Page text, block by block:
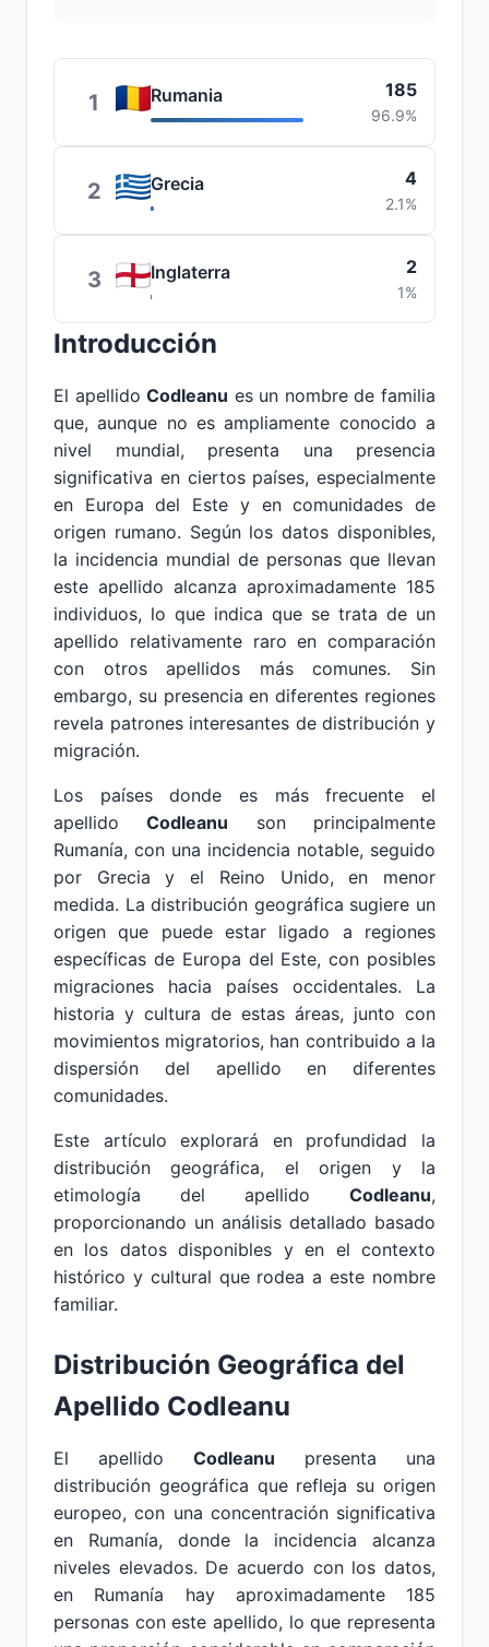
1 Rumania 185
96.9%
2 Grecia 4
2.1%
3 Inglaterra 2
1%
Introducción
El apellidoCodleanu es un nombre de familia
que, aunque no es ampliamente conocido a
nivel mundial, presenta una presencia
significativa en ciertos países, especialmente
en Europa del Este y en comunidades de
origen rumano. Según los datos disponibles,
la incidencia mundial de personas que llevan
este apellido alcanza aproximadamente 185
individuos, lo que indica que se trata de un
apellido relativamente raro en comparación
con otros apellidos más comunes. Sin
embargo, su presencia en diferentes regiones
revela patrones interesantes de distribución y
migración.
Los países donde es más frecuente el
apellidoCodleanu son principalmente
Rumanía, con una incidencia notable, seguido
por Grecia y el Reino Unido, en menor
medida. La distribución geográfica sugiere un
origen que puede estar ligado a regiones
específicas de Europa del Este, con posibles
migraciones hacia países occidentales. La
historia y cultura de estas áreas, junto con
movimientos migratorios, han contribuido a la
dispersión del apellido en diferentes
comunidades.
Este artículo explorará en profundidad la
distribución geográfica, el origen y la
etimología del apellido Codleanu,
proporcionando un análisis detallado basado
en los datos disponibles y en el contexto
histórico y cultural que rodea a este nombre
familiar.
Distribución Geográfica del
Apellido Codleanu
El apellido Codleanu presenta una
distribución geográfica que refleja su origen
europeo, con una concentración significativa
en Rumanía, donde la incidencia alcanza
niveles elevados. De acuerdo con los datos,
en Rumanía hay aproximadamente 185
personas con este apellido, lo que representa